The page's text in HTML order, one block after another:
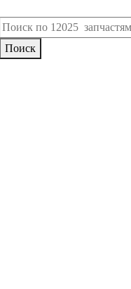
Поиск